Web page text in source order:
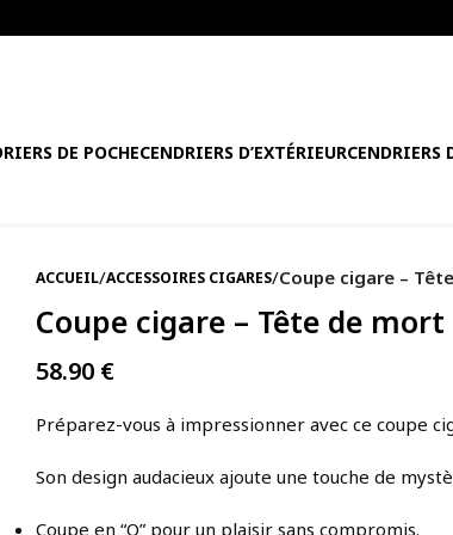
DE POCHECENDRIERS D’EXTÉRIEURCENDRIERS
ACCUEIL/ACCESSOIRES CIGARES/Coupe cigare –
Coupe cigare – Tête de mort
58.90 €
Préparez-vous à impressionner avec ce coupe
Son design audacieux ajoute une touche de
Coupe en “O” pour un plaisir sans compromis.